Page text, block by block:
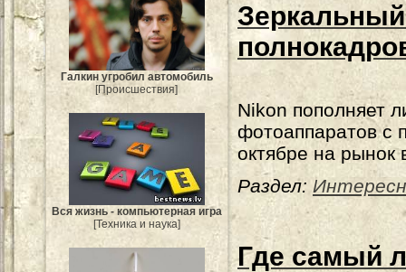
Галкин угробил автомобиль
[Происшествия]
Вся жизнь - компьютерная игра
[Техника и наука]
Nikon пополняет
фотоаппаратов с
октябре на рынок
Раздел:
Где самый